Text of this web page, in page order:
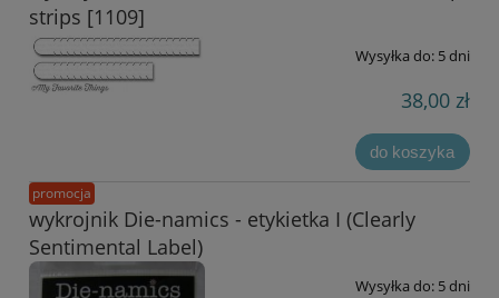
strips [1109]
Wysyłka do: 5 dni
38,00 zł
do koszyka
wykrojnik Die-namics - etykietka I (Clearly
Sentimental Label)
Wysyłka do: 5 dni
promocja